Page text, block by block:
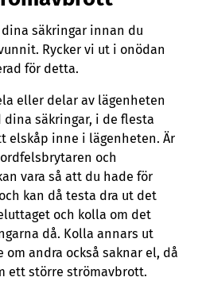
säkringar innan du
Rycker vi ut i onödan
för detta.
eller delar av lägenheten
säkringar, i de flesta
elskåp inne i lägenheten. Är
och
vara så att du hade för
kan då testa dra ut det
och kolla om det
då. Kolla annars ut
andra också saknar el, då
ett större strömavbrott.